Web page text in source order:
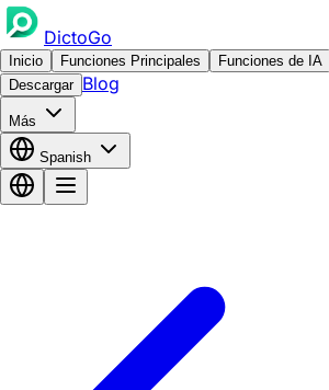
DictoGo
Inicio Funciones Principales Funciones de IA
Descargar Blog
Más
Spanish